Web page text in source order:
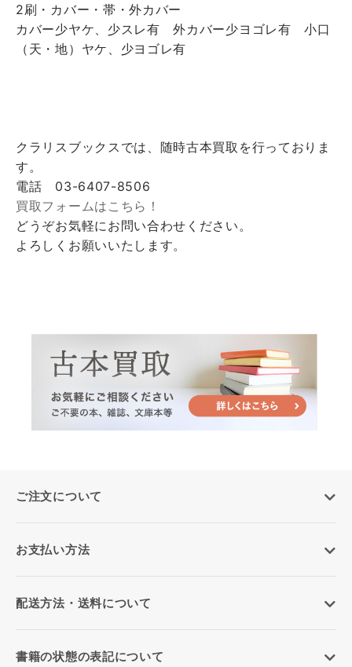
2刷・カバー・帯・外カバー
カバー少ヤケ、少スレ有 外カバー少ヨゴレ有 小口
（天・地）ヤケ、少ヨゴレ有
クラリスブックスでは、随時古本買取を行っておりま
す。
電話 03-6407-8506
買取フォームはこちら！
どうぞお気軽にお問い合わせください。
よろしくお願いいたします。
ご注文について
お支払い方法
配送方法・送料について
書籍の状態の表記について